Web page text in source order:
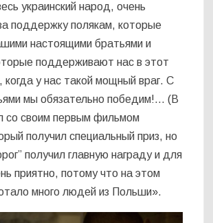
украинский народ, очень
поддержку полякам, которые
настоящими братьями и
поддерживают нас в этот
когда у нас такой мощный враг. С
мы обязательно победим!… (В
со своим первым фильмом
получил специальный приз, но
получил главную награду и для
приятно, потому что на этом
много людей из Польши».